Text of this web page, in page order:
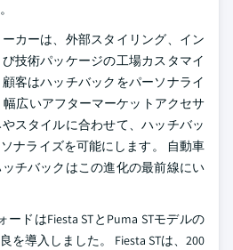
カーは、外部スタイリング、イン
技術パッケージの工場カスタマイ
客はハッチバックをパーソナライ
広いアフターマーケットアクセサ
スタイルに合わせて、ハッチバッ
ナライズを可能にします。 自動車
チバックはこの進化の最前線にい
ドはFiesta STとPuma STモデルの
を導入しました。 Fiesta STは、200